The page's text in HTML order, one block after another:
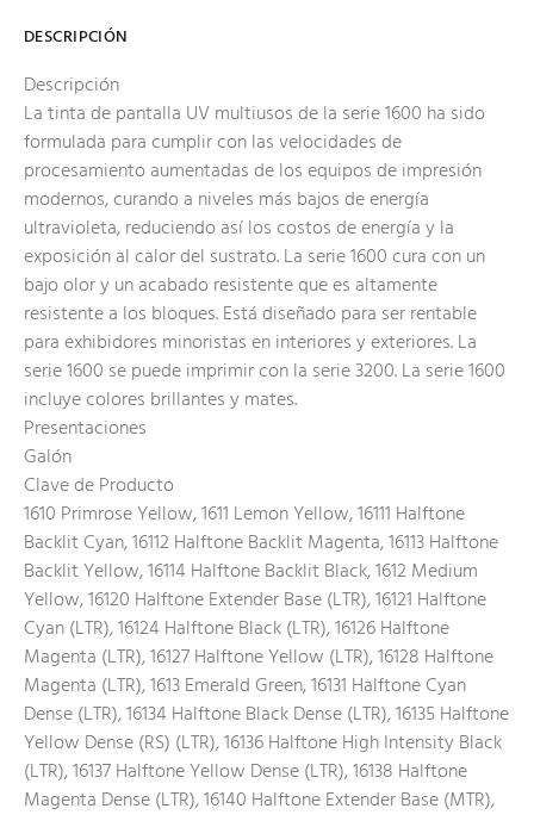
DESCRIPCIÓN
Descripción
La tinta de pantalla UV multiusos de la serie 1600 ha sido
formulada para cumplir con las velocidades de
procesamiento aumentadas de los equipos de impresión
modernos, curando a niveles más bajos de energía
ultravioleta, reduciendo así los costos de energía y la
exposición al calor del sustrato. La serie 1600 cura con un
bajo olor y un acabado resistente que es altamente
resistente a los bloques. Está diseñado para ser rentable
para exhibidores minoristas en interiores y exteriores. La
serie 1600 se puede imprimir con la serie 3200. La serie 1600
incluye colores brillantes y mates.
Presentaciones
Galón
Clave de Producto
1610 Primrose Yellow, 1611 Lemon Yellow, 16111 Halftone
Backlit Cyan, 16112 Halftone Backlit Magenta, 16113 Halftone
Backlit Yellow, 16114 Halftone Backlit Black, 1612 Medium
Yellow, 16120 Halftone Extender Base (LTR), 16121 Halftone
Cyan (LTR), 16124 Halftone Black (LTR), 16126 Halftone
Magenta (LTR), 16127 Halftone Yellow (LTR), 16128 Halftone
Magenta (LTR), 1613 Emerald Green, 16131 Halftone Cyan
Dense (LTR), 16134 Halftone Black Dense (LTR), 16135 Halftone
Yellow Dense (RS) (LTR), 16136 Halftone High Intensity Black
(LTR), 16137 Halftone Yellow Dense (LTR), 16138 Halftone
Magenta Dense (LTR), 16140 Halftone Extender Base (MTR),